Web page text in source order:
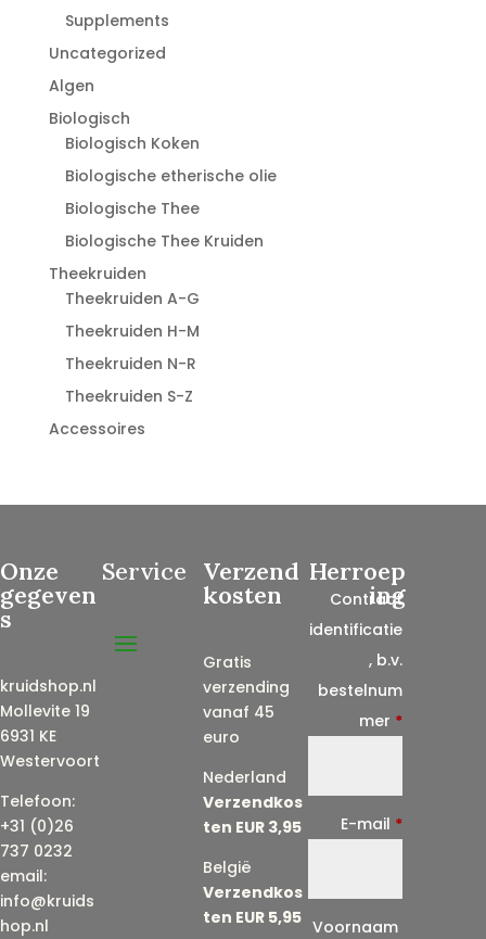
Supplements
Uncategorized
Algen
Biologisch
Biologisch Koken
Biologische etherische olie
Biologische Thee
Biologische Thee Kruiden
Theekruiden
Theekruiden A-G
Theekruiden H-M
Theekruiden N-R
Theekruiden S-Z
Accessoires
Onze
gegeven
s
kruidshop.nl
Mollevite 19
6931 KE
Westervoort
Telefoon:
+31 (0)26
737 0232
email:
info@kruids
hop.nl
Service Verzend
kosten
Gratis
verzending
vanaf 45
euro
Nederland
Verzendkos
ten EUR 3,95
België
Verzendkos
ten EUR 5,95
Herroep
ing
Contract
identificatie
, b.v.
bestelnum
mer *
E-mail *
Voornaam